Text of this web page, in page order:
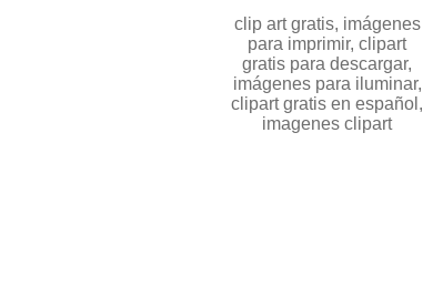
clip art gratis, imágenes
para imprimir, clipart
gratis para descargar,
imágenes para iluminar,
clipart gratis en español,
imagenes clipart